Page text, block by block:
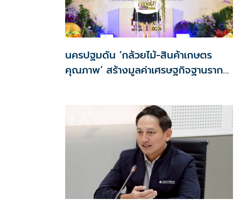
นครปฐมดัน ‘กล้วยไม้-สินค้าเกษตร
คุณภาพ’ สร้างมูลค่าเศรษฐกิจฐานราก